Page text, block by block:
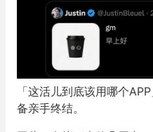
「这活儿到底该用哪个
备亲手终结。